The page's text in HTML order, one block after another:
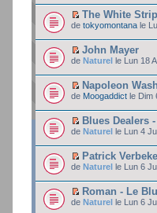
The White
de tokyomontana le
John Mayer
de Naturel le Lun 18
Napoleon
de Moogaddict le Dim
Blues Dealers
de Naturel le Lun 4
Patrick
de Naturel le Lun 6
Roman - Le
de Naturel le Lun 6